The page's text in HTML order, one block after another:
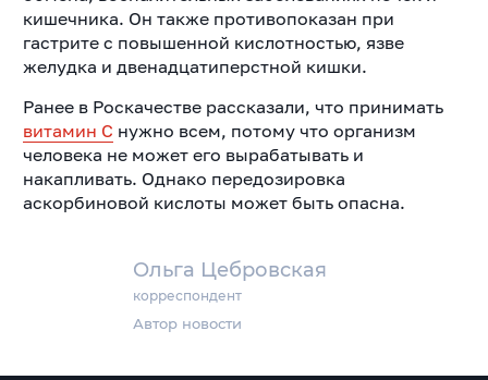
Ольга Цебровская
корреспондент
Автор новости
кишечника. Он также противопоказан при
гастрите с повышенной кислотностью, язве
желудка и двенадцатиперстной кишки.
Ранее в Роскачестве рассказали, что принимать
витамин C нужно всем, потому что организм
человека не может его вырабатывать и
накапливать. Однако передозировка
аскорбиновой кислоты может быть опасна.